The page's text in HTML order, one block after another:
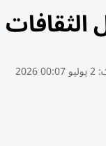
2 يوليو 00:07 2026